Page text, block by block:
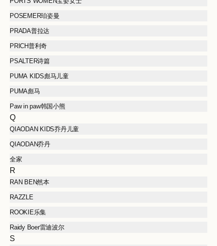
POSEMER珀姿曼
PRADA普拉达
PRICH普利奇
PSALTER诗篇
PUMA KIDS彪马儿童
PUMA彪马
Paw in paw韩国小熊
Q
QIAODAN KIDS乔丹儿童
QIAODAN乔丹
全家
R
RAN BEN然本
RAZZLE
ROOKIE乐集
Raidy Boer雷迪波尔
S